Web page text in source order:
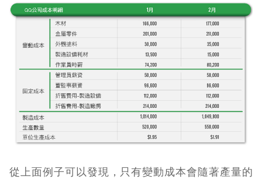
從上面例子可以發現，只有變動成本會隨著產量的